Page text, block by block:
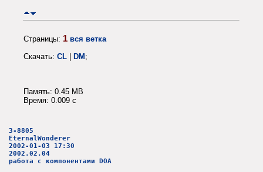
Страницы: 1 вся ветка
Скачать: CL | DM;
Память: 0.45 MB
Время: 0.009 c
3-8805
EternalWonderer
2002-01-03 17:30
2002.02.04
работа с компонентами DOA